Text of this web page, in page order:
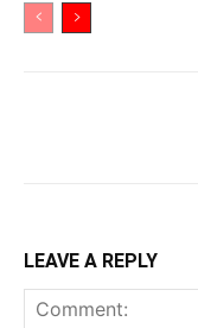
LEAVE A REPLY